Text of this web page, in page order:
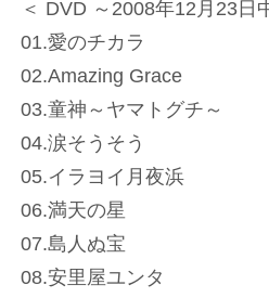
＜ DVD ～2008年12月23日
01.愛のチカラ
02.Amazing Grace
03.童神～ヤマトグチ～
04.涙そうそう
05.イラヨイ月夜浜
06.満天の星
07.島人ぬ宝
08.安里屋ユンタ